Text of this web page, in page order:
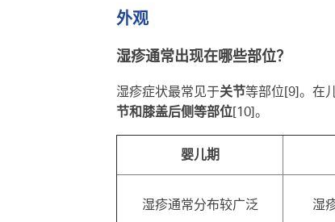
外观
湿疹通常出现在哪些部位？
湿疹症状最常见于关节等部位[9]。在
节和膝盖后侧等部位[10]。
婴儿期
湿疹通常分布较广泛 湿